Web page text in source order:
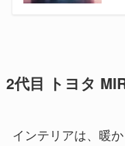
2代目 トヨタ
インテリアは、暖